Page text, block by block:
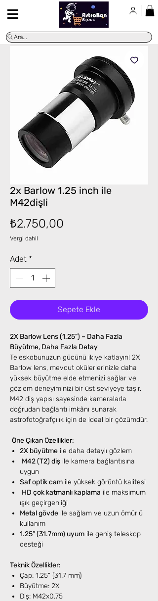
Ara...
2x Barlow 1.25 inch ile
M42dişli
₺2.750,00
Vergi dahil
Adet *
Sepete Ekle
2X Barlow Lens (1.25”) – Daha Fazla
Büyütme, Daha Fazla Detay
Teleskobunuzun gücünü ikiye katlayın! 2X
Barlow lens, mevcut okülerlerinizle daha
yüksek büyütme elde etmenizi sağlar ve
gözlem deneyiminizi bir üst seviyeye taşır.
M42 diş yapısı sayesinde kameralarla
doğrudan bağlantı imkânı sunarak
astrofotoğrafçılık için de ideal bir çözümdür.
Öne Çıkan Özellikler:
2X büyütme ile daha detaylı gözlem
M42 (T2) diş ile kamera bağlantısına
uygun
Saf optik cam ile yüksek görüntü kalitesi
HD çok katmanlı kaplama ile maksimum
ışık geçirgenliği
Metal gövde ile sağlam ve uzun ömürlü
kullanım
1.25” (31.7mm) uyum ile geniş teleskop
desteği
Teknik Özellikler:
Çap: 1.25” (31.7 mm)
Büyütme: 2X
Diş: M42x0.75